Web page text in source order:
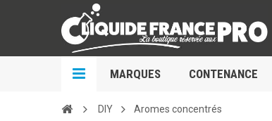
MARQUES CONTENANCE
DIY Aromes concentrés